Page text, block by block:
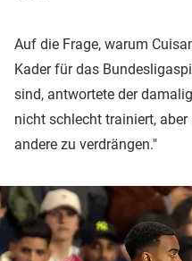
Auf die Frage, warum
Kader für das
sind, antwortete der
nicht schlecht trainiert,
andere zu verdrängen."